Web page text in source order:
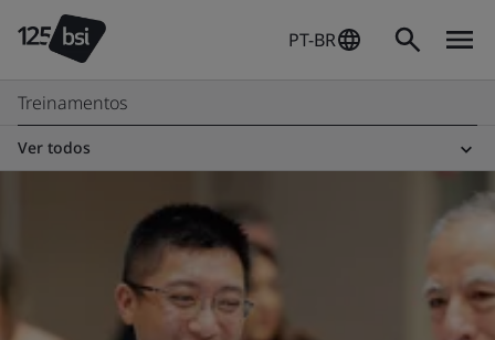
PT-BR
Treinamentos
Ver todos